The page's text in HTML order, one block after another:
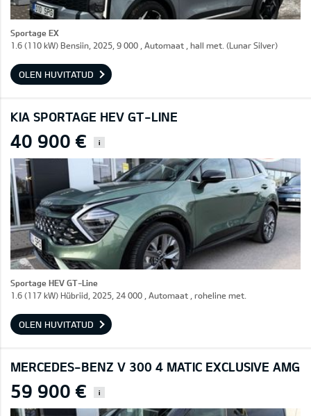
Sportage EX
1.6 (110 kW) Bensiin, 2025, 9 000 , Automaat , hall met. (Lunar Silver)
OLEN HUVITATUD
KIA SPORTAGE HEV GT-LINE
40 900 € i
Sportage HEV GT-Line
1.6 (117 kW) Hübriid, 2025, 24 000 , Automaat , roheline met.
OLEN HUVITATUD
MERCEDES-BENZ V 300 4 MATIC EXCLUSIVE AMG
59 900 € i